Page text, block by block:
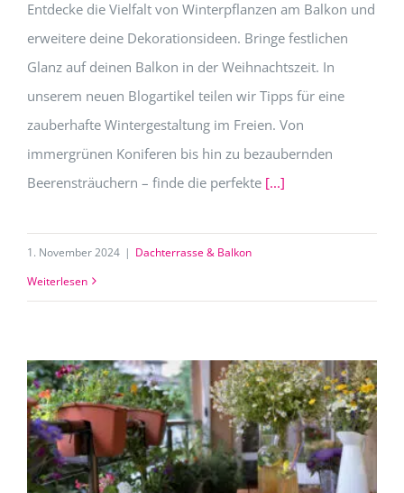
Entdecke die Vielfalt von Winterpflanzen am Balkon und
erweitere deine Dekorationsideen. Bringe festlichen
Glanz auf deinen Balkon in der Weihnachtszeit. In
unserem neuen Blogartikel teilen wir Tipps für eine
zauberhafte Wintergestaltung im Freien. Von
immergrünen Koniferen bis hin zu bezaubernden
Beerensträuchern – finde die perfekte [...]
1. November 2024 | Dachterrasse & Balkon
Weiterlesen